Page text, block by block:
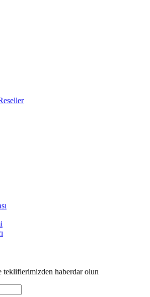
tekliflerimizden haberdar olun